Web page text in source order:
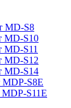
MD-S8
MD-S10
MD-S11
MD-S12
MD-S14
S8E
S11E